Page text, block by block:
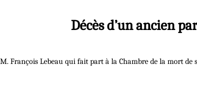
Décès d’un ancien
François Lebeau qui fait part à la Chambre de la mort de